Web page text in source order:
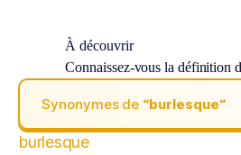
À découvrir
Connaissez-vous la définition
Synonymes de “burlesque“
burlesque